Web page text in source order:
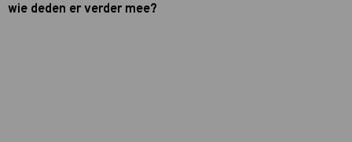
wie deden er verder mee?